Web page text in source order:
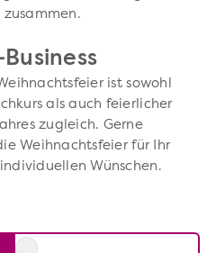
zusammen.
ist sowohl
als auch feierlicher
zugleich. Gerne
Weihnachtsfeier für Ihr
Wünschen.